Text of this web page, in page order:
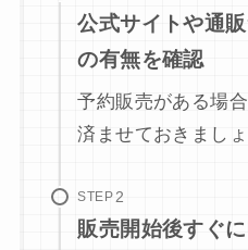
公式サイトや通
の有無を確認
予約販売がある場
済ませておきましょ
STEP
販売開始後すぐ